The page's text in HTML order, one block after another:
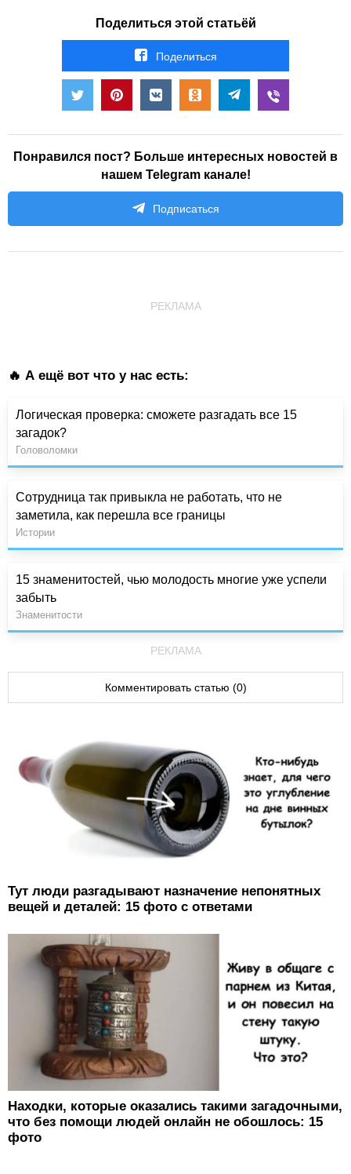
Поделиться этой статьёй
Поделиться
Понравился пост? Больше интересных новостей в
нашем Telegram канале!
Подписаться
РЕКЛАМА
🔥 А ещё вот что у нас есть:
Логическая проверка: сможете разгадать все 15
загадок?
Головоломки
Сотрудница так привыкла не работать, что не
заметила, как перешла все границы
Истории
15 знаменитостей, чью молодость многие уже успели
забыть
Знаменитости
РЕКЛАМА
Комментировать статью (0)
Тут люди разгадывают назначение непонятных
вещей и деталей: 15 фото с ответами
Находки, которые оказались такими загадочными,
что без помощи людей онлайн не обошлось: 15
фото